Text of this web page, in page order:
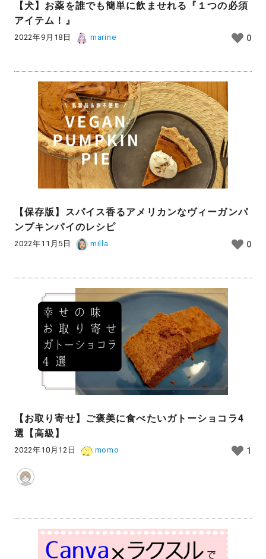
【犬】お薬を誰でも簡単に飲ませれる『１つの必須
アイテム！』
2022年9月18日 marine 0
【保存版】スパイス香るアメリカンなヴィーガンパ
ンプキンパイのレシピ
2022年11月5日 milla 0
【お取り寄せ】ご褒美に食べたいガトーショコラ4
選【高級】
2022年10月12日 momo 1